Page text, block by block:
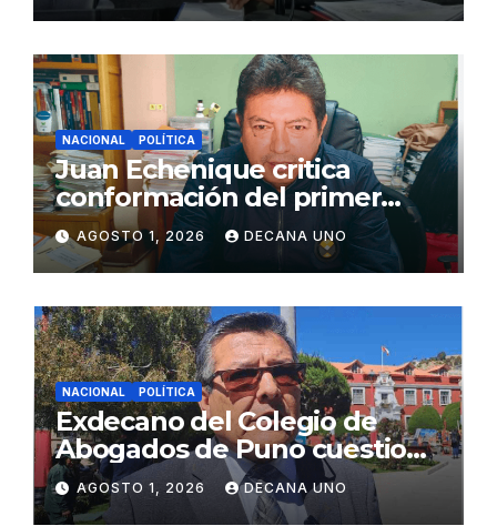
NACIONAL POLÍTICA
Juan Echenique critica
conformación del primer
gabinete ministerial de Keiko
Fujimori
AGOSTO 1, 2026 DECANA UNO
NACIONAL POLÍTICA
Exdecano del Colegio de
Abogados de Puno cuestiona
propuestas sobre seguridad
ciudadana
AGOSTO 1, 2026 DECANA UNO